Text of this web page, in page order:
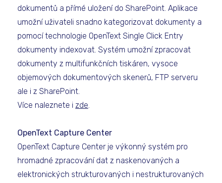
dokumentů a přímé uložení do SharePoint. Aplikace
umožní uživateli snadno kategorizovat dokumenty a
pomocí technologie OpenText Single Click Entry
dokumenty indexovat. Systém umožní zpracovat
dokumenty z multifunkčních tiskáren, vysoce
objemových dokumentových skenerů, FTP serveru
ale i z SharePoint.
Více naleznete i zde.
OpenText Capture Center
OpenText Capture Center je výkonný systém pro
hromadné zpracování dat z naskenovaných a
elektronických strukturovaných i nestrukturovaných